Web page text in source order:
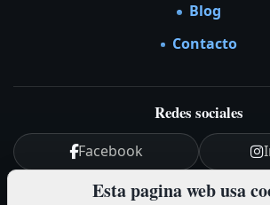
Blog
Contacto
Redes sociales
Facebook
YouTube
Esta pagina web usa